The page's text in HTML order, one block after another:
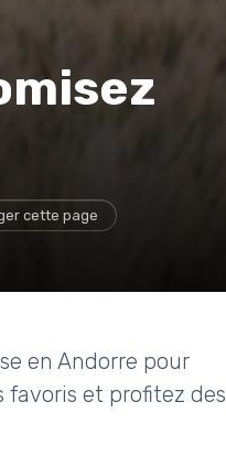
cette page
en Andorre pour
favoris et profitez des